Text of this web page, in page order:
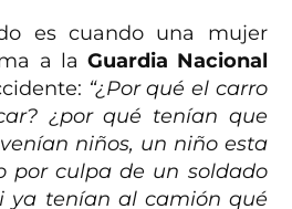
es cuando una mujer
a la Guardia Nacional
“¿Por qué el carro
¿por qué tenían que
niños, un niño esta
por culpa de un soldado
ya tenían al camión qué